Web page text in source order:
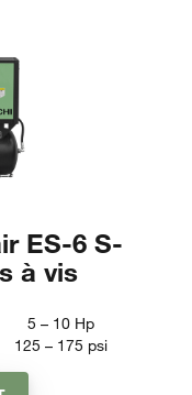
ES-6 S-
à vis
5 – 10 Hp
125 – 175 psi